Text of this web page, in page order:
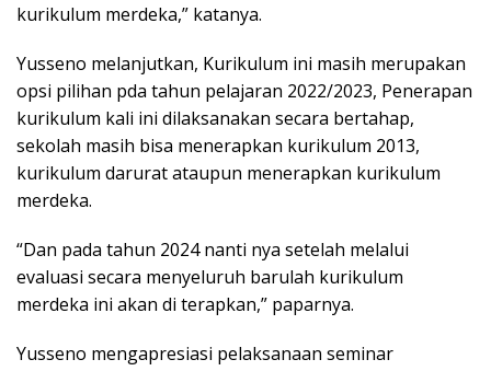
kurikulum merdeka,” katanya.
Yusseno melanjutkan, Kurikulum ini masih merupakan
opsi pilihan pda tahun pelajaran 2022/2023, Penerapan
kurikulum kali ini dilaksanakan secara bertahap,
sekolah masih bisa menerapkan kurikulum 2013,
kurikulum darurat ataupun menerapkan kurikulum
merdeka.
“Dan pada tahun 2024 nanti nya setelah melalui
evaluasi secara menyeluruh barulah kurikulum
merdeka ini akan di terapkan,” paparnya.
Yusseno mengapresiasi pelaksanaan seminar